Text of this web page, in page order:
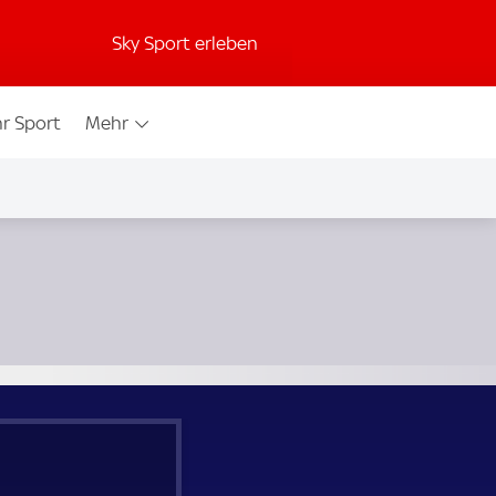
Sky Sport erleben
Sport Mehr